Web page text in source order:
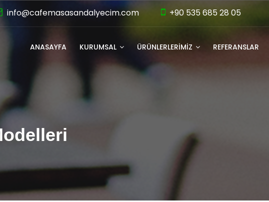
info@cafemasasandalyecim.com +90 535 685 28 05
ANASAYFA KURUMSAL ÜRÜNLERLERİMİZ REFERANSLAR